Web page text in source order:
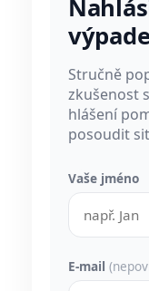
Stručně
zkušenost
hlášení
posoudit
Vaše jméno
E-mail